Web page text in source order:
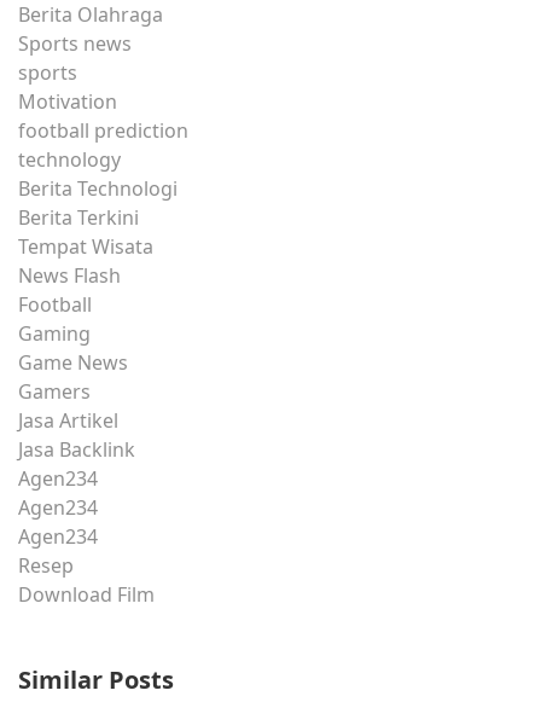
Berita Olahraga
Sports news
sports
Motivation
football prediction
technology
Berita Technologi
Berita Terkini
Tempat Wisata
News Flash
Football
Gaming
Game News
Gamers
Jasa Artikel
Jasa Backlink
Agen234
Agen234
Agen234
Resep
Download Film
Similar Posts